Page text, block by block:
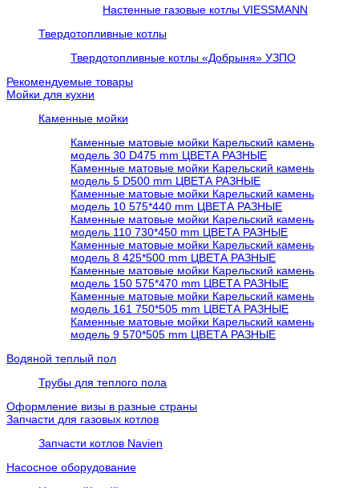
Настенные газовые котлы VIESSMANN
Твердотопливные котлы
Твердотопливные котлы «Добрыня» УЗПО
Рекомендуемые товары
Мойки для кухни
Каменные мойки
Каменные матовые мойки Карельский камень
модель 30 D475 mm ЦВЕТА РАЗНЫЕ
Каменные матовые мойки Карельский камень
модель 5 D500 mm ЦВЕТА РАЗНЫЕ
Каменные матовые мойки Карельский камень
модель 10 575*440 mm ЦВЕТА РАЗНЫЕ
Каменные матовые мойки Карельский камень
модель 110 730*450 mm ЦВЕТА РАЗНЫЕ
Каменные матовые мойки Карельский камень
модель 8 425*500 mm ЦВЕТА РАЗНЫЕ
Каменные матовые мойки Карельский камень
модель 150 575*470 mm ЦВЕТА РАЗНЫЕ
Каменные матовые мойки Карельский камень
модель 161 750*505 mm ЦВЕТА РАЗНЫЕ
Каменные матовые мойки Карельский камень
модель 9 570*505 mm ЦВЕТА РАЗНЫЕ
Водяной теплый пол
Трубы для теплого пола
Оформление визы в разные страны
Запчасти для газовых котлов
Запчасти котлов Navien
Насосное оборудование